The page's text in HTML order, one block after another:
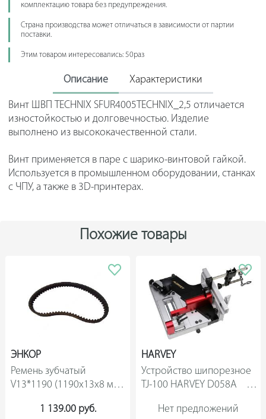
комплектацию товара без предупреждения.
Страна производства может отличаться в зависимости от партии
поставки.
Этим товаром интересовались: 50раз
Описание Характеристики
Винт ШВП TECHNIX SFUR4005TEСHNIX_2,5 отличается
изностойкостью и долговечностью. Изделие
выполнено из высококачественной стали.
Винт применяется в паре с шарико-винтовой гайкой.
Используется в промышленном оборудовании, станках
с ЧПУ, а также в 3D-принтерах.
Похожие товары
ЭНКОР
Ремень зубчатый
V13*1190 (1190х13х8 мм)
Корвет 13 Энкор 2569
1 139.00 руб.
HARVEY
Устройство шипорезное
TJ-100 HARVEY D058A
Нет предложений